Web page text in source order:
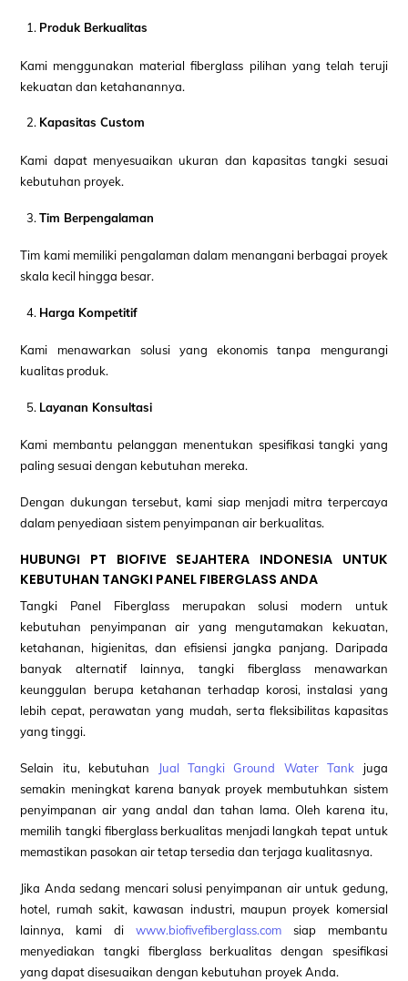
Produk Berkualitas
Kami menggunakan material fiberglass pilihan yang telah teruji
kekuatan dan ketahanannya.
Kapasitas Custom
Kami dapat menyesuaikan ukuran dan kapasitas tangki sesuai
kebutuhan proyek.
Tim Berpengalaman
Tim kami memiliki pengalaman dalam menangani berbagai proyek
skala kecil hingga besar.
Harga Kompetitif
Kami menawarkan solusi yang ekonomis tanpa mengurangi
kualitas produk.
Layanan Konsultasi
Kami membantu pelanggan menentukan spesifikasi tangki yang
paling sesuai dengan kebutuhan mereka.
Dengan dukungan tersebut, kami siap menjadi mitra terpercaya
dalam penyediaan sistem penyimpanan air berkualitas.
HUBUNGI PT BIOFIVE SEJAHTERA INDONESIA UNTUK
KEBUTUHAN TANGKI PANEL FIBERGLASS ANDA
Tangki Panel Fiberglass merupakan solusi modern untuk
kebutuhan penyimpanan air yang mengutamakan kekuatan,
ketahanan, higienitas, dan efisiensi jangka panjang. Daripada
banyak alternatif lainnya, tangki fiberglass menawarkan
keunggulan berupa ketahanan terhadap korosi, instalasi yang
lebih cepat, perawatan yang mudah, serta fleksibilitas kapasitas
yang tinggi.
Selain itu, kebutuhan Jual Tangki Ground Water Tank juga
semakin meningkat karena banyak proyek membutuhkan sistem
penyimpanan air yang andal dan tahan lama. Oleh karena itu,
memilih tangki fiberglass berkualitas menjadi langkah tepat untuk
memastikan pasokan air tetap tersedia dan terjaga kualitasnya.
Jika Anda sedang mencari solusi penyimpanan air untuk gedung,
hotel, rumah sakit, kawasan industri, maupun proyek komersial
lainnya, kami di www.biofivefiberglass.comsiap membantu
menyediakan tangki fiberglass berkualitas dengan spesifikasi
yang dapat disesuaikan dengan kebutuhan proyek Anda.